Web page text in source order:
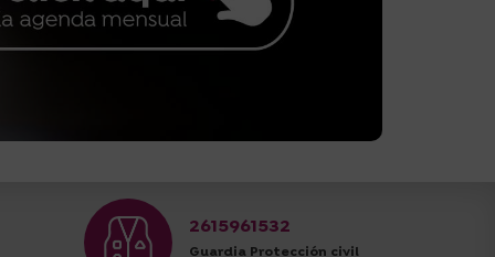
2615961532
Guardia Protección civil